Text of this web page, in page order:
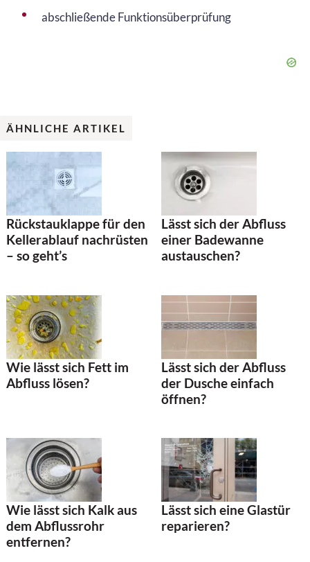
abschließende Funktionsüberprüfung
ÄHNLICHE ARTIKEL
Rückstauklappe für den
Kellerablauf nachrüsten
– so geht’s
Lässt sich der Abfluss
einer Badewanne
austauschen?
Wie lässt sich Fett im
Abfluss lösen?
Lässt sich der Abfluss
der Dusche einfach
öffnen?
Wie lässt sich Kalk aus
dem Abflussrohr
entfernen?
Lässt sich eine Glastür
reparieren?